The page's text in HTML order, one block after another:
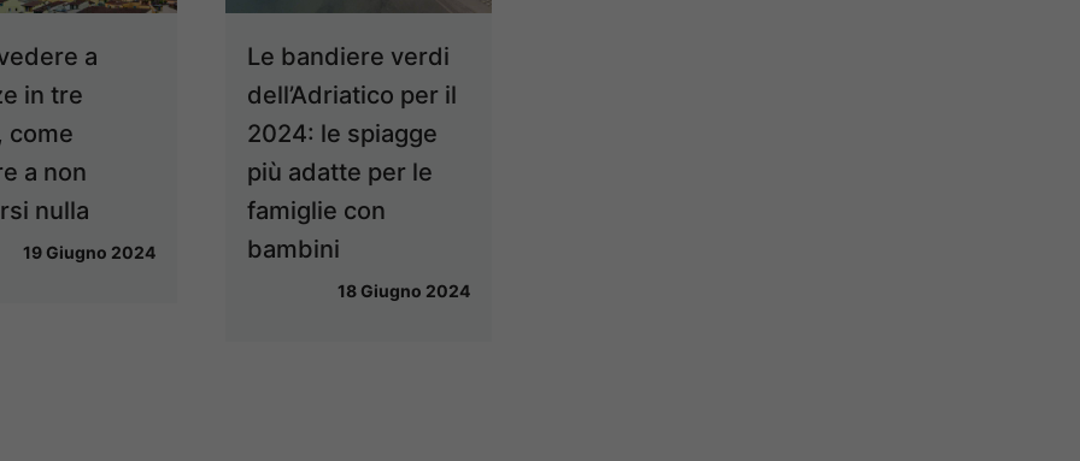
a
in tre
come
a non
nulla
19 Giugno 2024
Le bandiere verdi
dell’Adriatico per il
2024: le spiagge
più adatte per le
famiglie con
bambini
18 Giugno 2024